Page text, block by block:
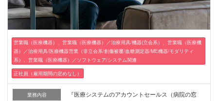
営業職（医療機器）、営業職（医療機器）／治療用具/機器(立会系）、営業職（医療機
器）／治療用具/医療機器営業（非立会系/創傷被覆/血糖測定器/ME機器/モダリティ
系）、営業職（医療機器）／ソフトウェア/システム関連
正社員（雇用期間の定めなし）
業務内容
『医療システムのアカウントセールス（病院の窓